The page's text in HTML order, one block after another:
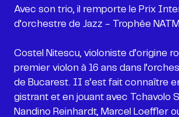
Avec son trio, il remporte le Prix
d’orchestre de Jazz - Trophée
Costel Nitescu, violoniste d’origine
premier violon à 16 ans dans
de Bucarest. II s’est fait connaître
gistrant et en jouant avec Tchavolo
Nandino Reinhardt, Marcel Loeffler